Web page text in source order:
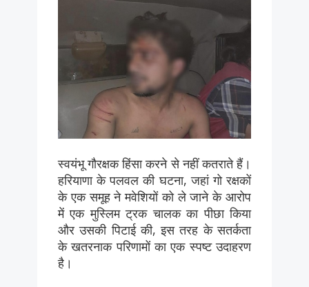
स्वयंभू गौरक्षक हिंसा करने से नहीं कतराते हैं।
हरियाणा के पलवल की घटना, जहां गो रक्षकों
के एक समूह ने मवेशियों को ले जाने के आरोप
में एक मुस्लिम ट्रक चालक का पीछा किया
और उसकी पिटाई की, इस तरह के सतर्कता
के खतरनाक परिणामों का एक स्पष्ट उदाहरण
है।